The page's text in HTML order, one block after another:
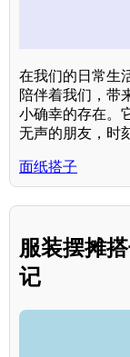
在我们的日常生
陪伴着我们，带
小确幸的存在。
无声的朋友，时
面纸搭子
服装摆摊
记